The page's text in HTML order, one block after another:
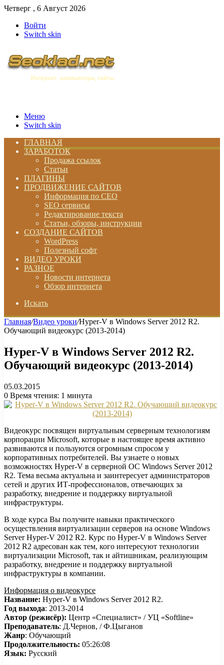
Четверг , 6 Август 2026
Войти
Switch skin
Меню
Switch skin
ГЛАВНАЯ
ЗАРАБОТОК
Продажа ссылок
Статьи
ПЛАГИНЫ
ПРОДВИЖЕНИЕ САЙТОВ
Информация по СЕО
SEO сервисы
Редактирование текста
Статьи, обзоры, инструкции
СОЗДАНИЕ САЙТОВ
WordPress
Полезный софт
ВИДЕО УРОКИ
РАЗНОЕ
Новости интернета
Обзор интернета
Искать
Главная/Видео уроки/Hyper-V в Windows Server 2012 R2.
Обучающий видеокурс (2013-2014)
Hyper-V в Windows Server 2012 R2.
Обучающий видеокурс (2013-2014)
05.03.2015
0 Время чтения: 1 минута
Видеокурс посвящен виртуальным серверным технологиям
корпорации Microsoft, которые в настоящее время активно
развиваются и пользуются огромным спросом у
корпоративных потребителей. Вы узнаете о новых
возможностях Hyper-V в серверной ОС Windows Server 2012
R2. Тема весьма актуальна и заинтересует администраторов
сетей и других ИТ-профессионалов, отвечающих за
разработку, внедрение и поддержку виртуальной
инфраструктуры.
В ходе курса Вы получите навыки практического
осуществления виртуализации серверов на основе Windows
Server Hyper-V 2012 R2. Курс по Hyper-V в Windows Server
2012 R2 адресован как тем, кого интересуют технологии
виртуализации Microsoft, так и айтишникам, реализующим
разработку, внедрение и поддержку виртуальной
инфраструктуры в компании.
Информация о видеокурсе
Название: Hyper-V в Windows Server 2012 R2.
Год выхода: 2013-2014
Автор (режисёр): Центр «Специалист» / УЦ «Softline»
Преподаватель: Д.Чернов, / Ф.Цыганов
Жанр: Обучающий
Продолжительность: 05:26:08
Язык: Русский